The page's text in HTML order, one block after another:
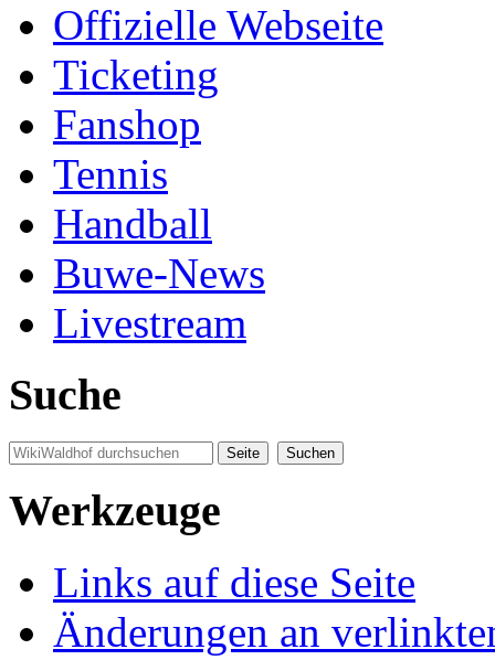
Offizielle Webseite
Ticketing
Fanshop
Tennis
Handball
Buwe-News
Livestream
Suche
Werkzeuge
Links auf diese Seite
Änderungen an